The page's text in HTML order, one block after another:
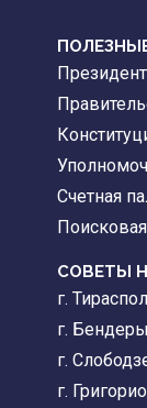
Счетная
СОВЕТЫ
г.
г. Бендеры
г.
г.